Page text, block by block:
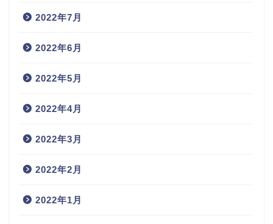
2022年7月
2022年6月
2022年5月
2022年4月
2022年3月
2022年2月
2022年1月